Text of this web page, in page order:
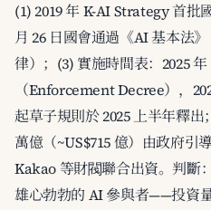
(1) 2019 年 K-AI Strategy 首批
月 26 日國會通過《AI 基本法
律）；(3) 實施時間表：2025
（Enforcement Decree），
起草子規則於 2025 上半年釋出
萬億（~US$715 億）由政府引
Kakao 等財閥聯合出資。判斷
雄心勃勃的 AI 參與者——投資